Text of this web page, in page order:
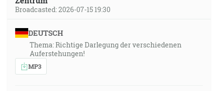
Broadcasted: 2026-07-15 19:30
DEUTSCH
Thema: Richtige Darlegung der verschiedenen
Auferstehungen!
MP3